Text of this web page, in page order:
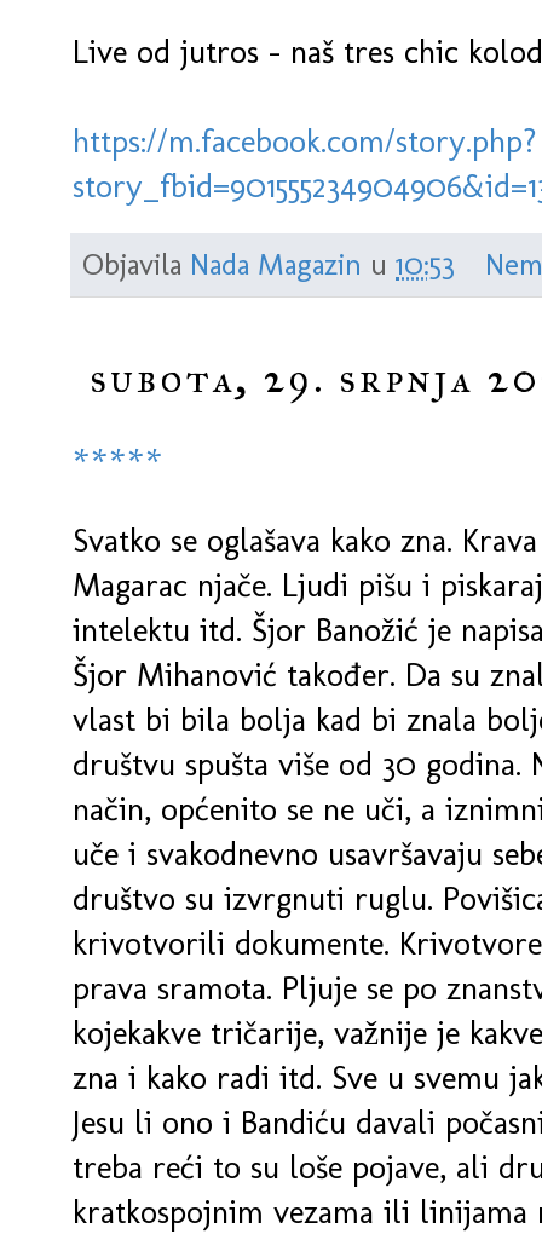
Live od jutros - naš tres chic
https://m.facebook.com/story.php?
Objavila Nada Magazin u 10:53
subota, 29. srpnja
*****
Svatko se oglašava kako zna.
Magarac njače. Ljudi pišu i
intelektu itd. Šjor Banožić je
Šjor Mihanović također. Da su
vlast bi bila bolja kad bi znala
društvu spušta više od 30 godina.
način, općenito se ne uči, a
uče i svakodnevno usavršavaju
društvo su izvrgnuti ruglu.
krivotvorili dokumente.
prava sramota. Pljuje se po
kojekakve tričarije, važnije je
zna i kako radi itd. Sve u svemu
Jesu li ono i Bandiću davali
treba reći to su loše pojave, ali
kratkospojnim vezama ili linijama